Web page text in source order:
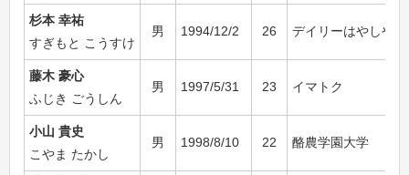
杉本 幸祐
すぎもと こうすけ
男 1994/12/2 26 デイリーはやしや
藤木 豪心
ふじき ごうしん
男 1997/5/31 23 イマトク
小山 貴史
こやま たかし
男 1998/8/10 22 酪農学園大学